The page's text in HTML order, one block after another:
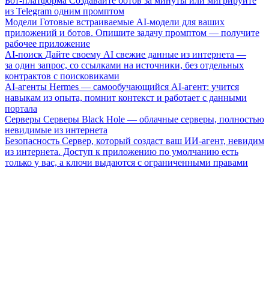
из Telegram одним промптом
Модели Готовые встраиваемые AI-модели для ваших
приложений и ботов. Опишите задачу промптом — получите
рабочее приложение
AI-поиск Дайте своему AI свежие данные из интернета —
за один запрос, со ссылками на источники, без отдельных
контрактов с поисковиками
AI-агенты Hermes — самообучающийся AI-агент: учится
навыкам из опыта, помнит контекст и работает с данными
портала
Серверы Серверы Black Hole — облачные серверы, полностью
невидимые из интернета
Безопасность Сервер, который создаст ваш ИИ-агент, невидим
из интернета. Доступ к приложению по умолчанию есть
только у вас, а ключи выдаются с ограниченными правами